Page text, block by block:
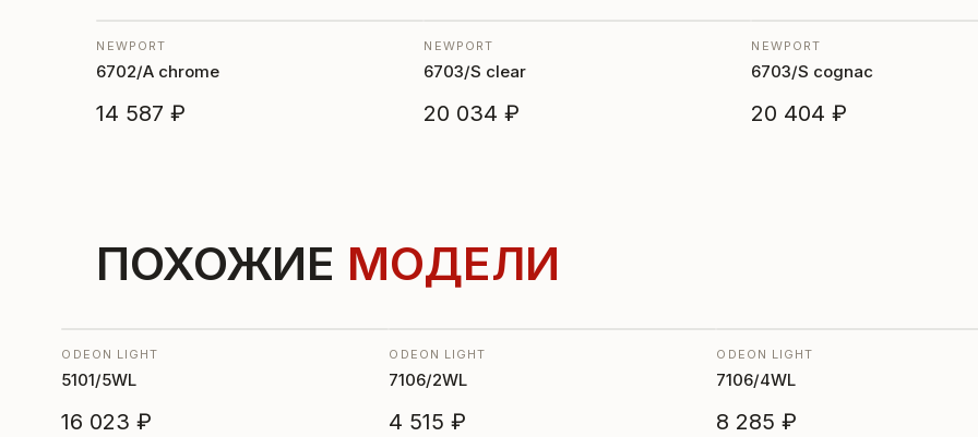
NEWPORT
6702/А chrome
14 587 ₽
NEWPORT
6703/S clear
20 034 ₽
NEWPORT
6703/S cognac
20 404 ₽
ПОХОЖИЕ МОДЕЛИ
ODEON LIGHT
5101/5WL
16 023 ₽
ODEON LIGHT
7106/2WL
4 515 ₽
ODEON LIGHT
7106/4WL
8 285 ₽